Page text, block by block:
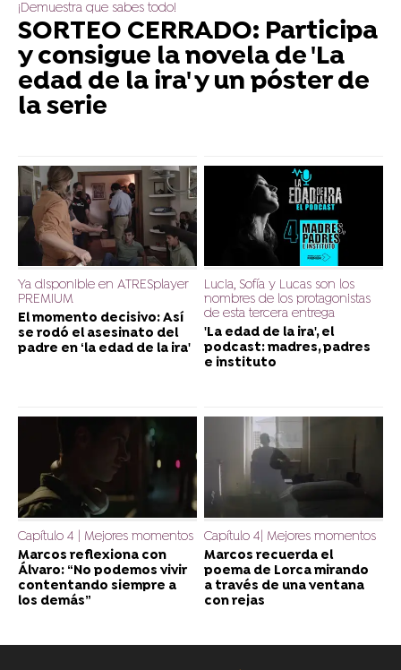
¡Demuestra que sabes todo!
SORTEO CERRADO: Participa
y consigue la novela de 'La
edad de la ira' y un póster de
la serie
Ya disponible en ATRESplayer
PREMIUM
El momento decisivo: Así
se rodó el asesinato del
padre en ‘la edad de la ira'
Lucia, Sofía y Lucas son los
nombres de los protagonistas
de esta tercera entrega
'La edad de la ira', el
podcast: madres, padres
e instituto
Capítulo 4 | Mejores momentos
Marcos reflexiona con
Álvaro: “No podemos vivir
contentando siempre a
los demás”
Capítulo 4| Mejores momentos
Marcos recuerda el
poema de Lorca mirando
a través de una ventana
con rejas